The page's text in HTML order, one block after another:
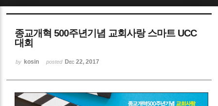
종교개혁 500주년기념 교회사랑 스마트 UCC
대회
by kosin posted Dec 22, 2017
Sketchbook5, 스케치북5